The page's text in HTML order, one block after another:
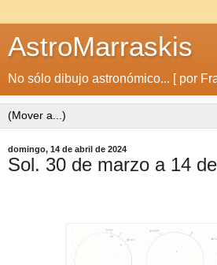
AstroMarraskis
No sólo dibujo astronómico... [ por
domingo, 14 de abril de 2024
Sol. 30 de marzo a 14